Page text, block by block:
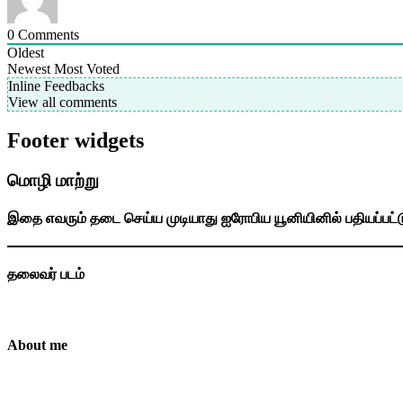
0 Comments
Oldest
Newest Most Voted
Inline Feedbacks
View all comments
Footer widgets
மொழி மாற்று
இதை எவரும் தடை செய்ய முடியாது ஐரோபிய யூனியினில்
தலைவர் படம்
About me